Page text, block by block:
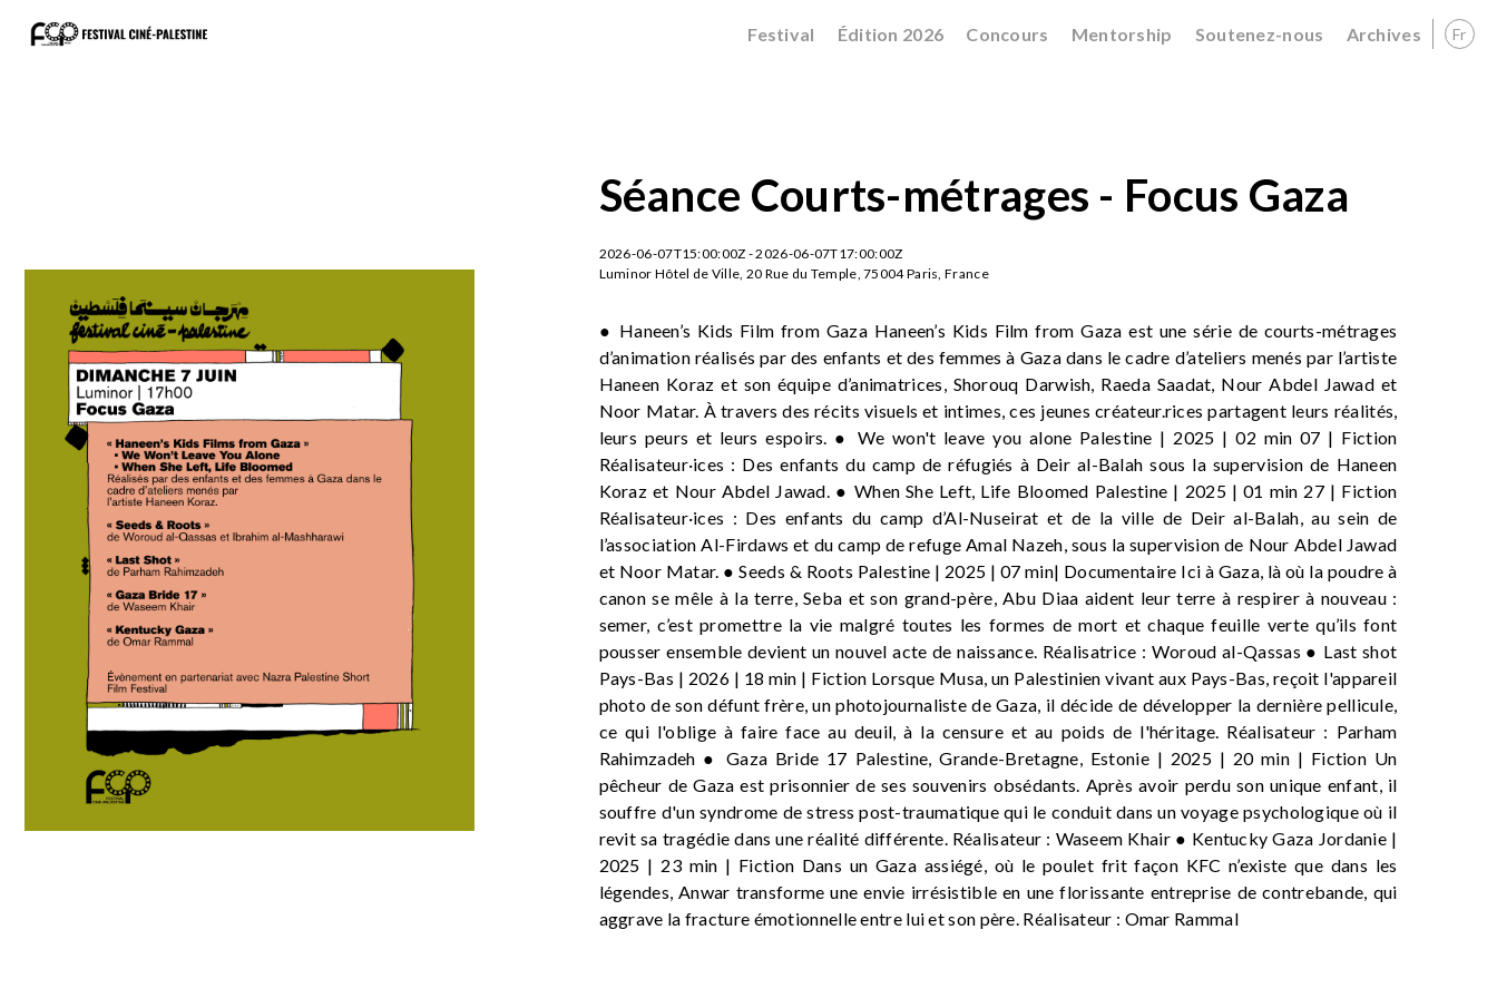
Festival Édition 2026 Concours Mentorship Soutenez-nous Archives Fr
Séance Courts-métrages - Focus Gaza
2026-06-07T15:00:00Z - 2026-06-07T17:00:00Z
Luminor Hôtel de Ville, 20 Rue du Temple, 75004 Paris, France
● Haneen’s Kids Film from Gaza Haneen’s Kids Film from Gaza est une série de courts-métrages
d’animation réalisés par des enfants et des femmes à Gaza dans le cadre d’ateliers menés par l’artiste
Haneen Koraz et son équipe d’animatrices, Shorouq Darwish, Raeda Saadat, Nour Abdel Jawad et
Noor Matar. À travers des récits visuels et intimes, ces jeunes créateur.rices partagent leurs réalités,
leurs peurs et leurs espoirs. ● We won't leave you alone Palestine | 2025 | 02 min 07 | Fiction
Réalisateur·ices : Des enfants du camp de réfugiés à Deir al-Balah sous la supervision de Haneen
Koraz et Nour Abdel Jawad. ● When She Left, Life Bloomed Palestine | 2025 | 01 min 27 | Fiction
Réalisateur·ices : Des enfants du camp d’Al-Nuseirat et de la ville de Deir al-Balah, au sein de
l’association Al-Firdaws et du camp de refuge Amal Nazeh, sous la supervision de Nour Abdel Jawad
et Noor Matar. ● Seeds & Roots Palestine | 2025 | 07 min| Documentaire Ici à Gaza, là où la poudre à
canon se mêle à la terre, Seba et son grand-père, Abu Diaa aident leur terre à respirer à nouveau :
semer, c’est promettre la vie malgré toutes les formes de mort et chaque feuille verte qu’ils font
pousser ensemble devient un nouvel acte de naissance. Réalisatrice : Woroud al-Qassas ● Last shot
Pays-Bas | 2026 | 18 min | Fiction Lorsque Musa, un Palestinien vivant aux Pays-Bas, reçoit l'appareil
photo de son défunt frère, un photojournaliste de Gaza, il décide de développer la dernière pellicule,
ce qui l'oblige à faire face au deuil, à la censure et au poids de l'héritage. Réalisateur : Parham
Rahimzadeh ● Gaza Bride 17 Palestine, Grande-Bretagne, Estonie | 2025 | 20 min | Fiction Un
pêcheur de Gaza est prisonnier de ses souvenirs obsédants. Après avoir perdu son unique enfant, il
souffre d'un syndrome de stress post-traumatique qui le conduit dans un voyage psychologique où il
revit sa tragédie dans une réalité différente. Réalisateur : Waseem Khair ● Kentucky Gaza Jordanie |
2025 | 23 min | Fiction Dans un Gaza assiégé, où le poulet frit façon KFC n’existe que dans les
légendes, Anwar transforme une envie irrésistible en une florissante entreprise de contrebande, qui
aggrave la fracture émotionnelle entre lui et son père. Réalisateur : Omar Rammal